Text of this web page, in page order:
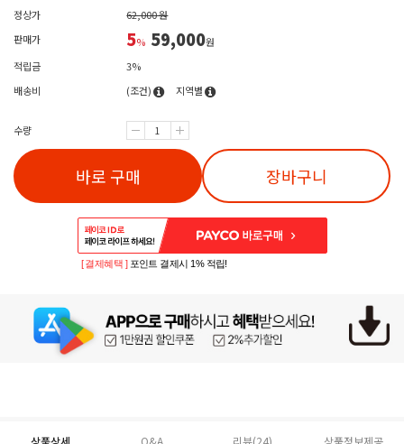
정상가
62,000 원
판매가
5% 59,000원
적립금
3%
배송비
(조건) 지역별
수량
바로 구매 장바구니
[ 결제혜택 ] 포인트 결제시 1% 적립!
상품상세 Q&A 리뷰(24) 상품정보제공